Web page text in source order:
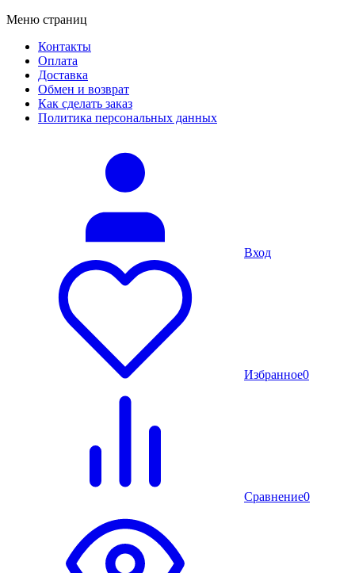
Меню страниц
Контакты
Оплата
Доставка
Обмен и возврат
Как сделать заказ
Политика персональных данных
Вход
Избранное0
Сравнение0